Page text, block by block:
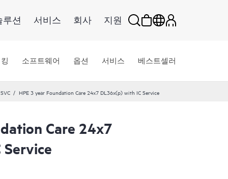
루션 서비스 회사 지원
소프트웨어 옵션 서비스 베스트셀러
HPE 3 year Foundation Care 24x7 DL36x(p) with IC Service
Care 24x7